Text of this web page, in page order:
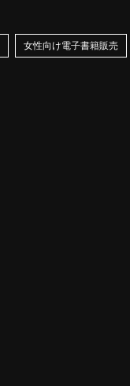
女性向け電子書籍販売